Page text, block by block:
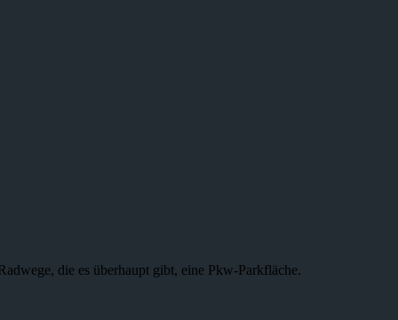
die es überhaupt gibt, eine Pkw-Parkfläche.